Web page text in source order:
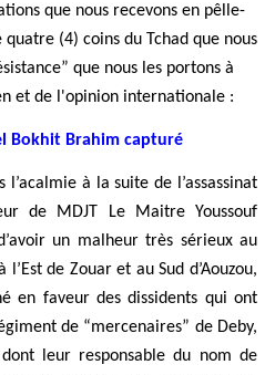
que nous recevons en pê lle-
quatre (4) coins du Tchad que nous
sistance” que nous les portons à
et de l'opinion internationale :
Bokhit Brahim capturé
l’acalmie à la suite de l’assassinat
de MDJT Le Maitre Youssouf
un malheur très sérieux au
l’Est de Zouar et au Sud d’Aouzou,
é en faveur des dissidents qui ont
giment de “mercenaires” de Deby,
leur responsable du nom de